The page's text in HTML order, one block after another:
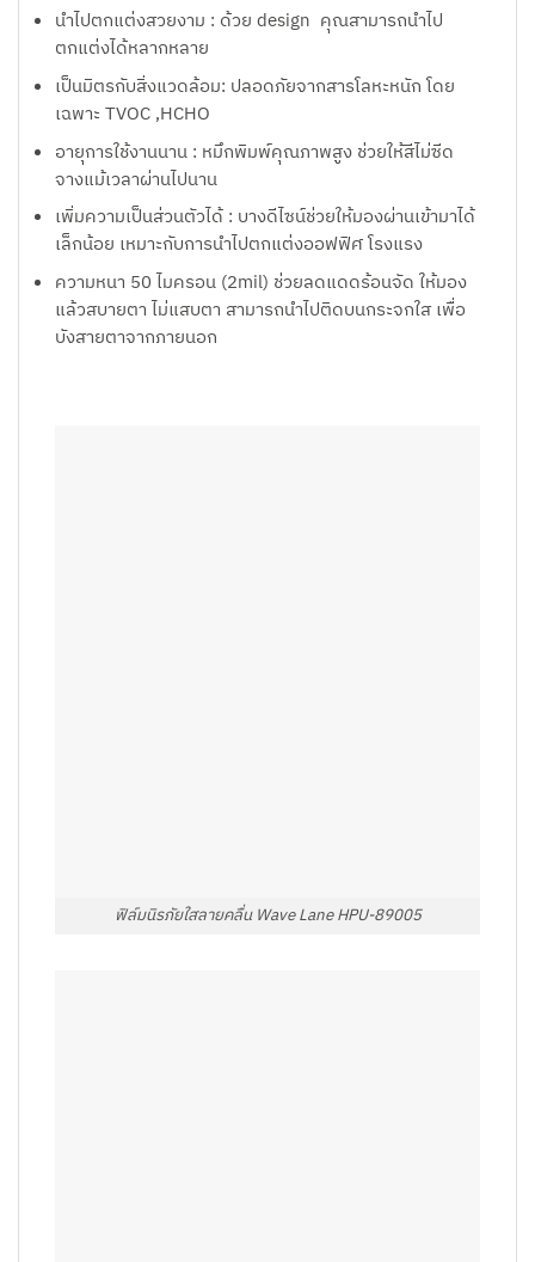
นำไปตกแต่งสวยงาม : ด้วย design คุณสามารถนำไป
ตกแต่งได้หลากหลาย
เป็นมิตรกับสิ่งแวดล้อม: ปลอดภัยจากสารโลหะหนัก โดย
เฉพาะ TVOC ,HCHO
อายุการใช้งานนาน : หมึกพิมพ์คุณภาพสูง ช่วยให้สีไม่ซีด
จางแม้เวลาผ่านไปนาน
เพิ่มความเป็นส่วนตัวได้ : บางดีไซน์ช่วยให้มองผ่านเข้ามาได้
เล็กน้อย เหมาะกับการนำไปตกแต่งออฟฟิศ โรงแรง
ความหนา 50 ไมครอน (2mil) ช่วยลดแดดร้อนจัด ให้มอง
แล้วสบายตา ไม่แสบตา สามารถนำไปติดบนกระจกใส เพื่อ
บังสายตาจากภายนอก
ฟิล์มนิรภัยใสลายคลื่น Wave Lane HPU-89005